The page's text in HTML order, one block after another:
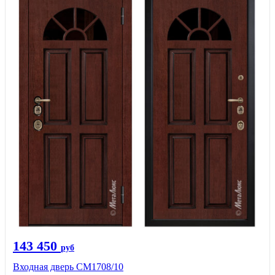
143 450 руб
Входная дверь CМ1708/10